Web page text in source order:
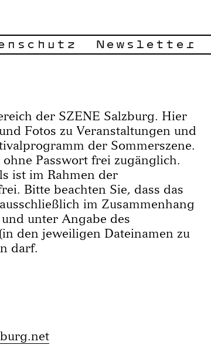
Newsletter
der SZENE Salzburg. Hier
Fotos zu Veranstaltungen und
der Sommerszene.
Passwort frei zugänglich.
ist im Rahmen der
Bitte beachten Sie, dass das
im Zusammenhang
unter Angabe des
den jeweiligen Dateinamen zu
darf.